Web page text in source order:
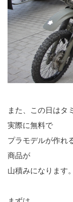
また、この日はタ
実際に無料で
プラモデルが作れ
商品が
山積みになります。